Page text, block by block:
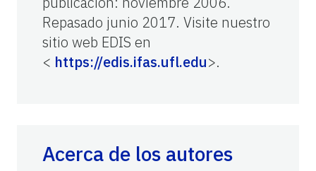
Repasado junio 2017. Visite nuestro
sitio web EDIS en
< https://edis.ifas.ufl.edu>.
Acerca de los autores